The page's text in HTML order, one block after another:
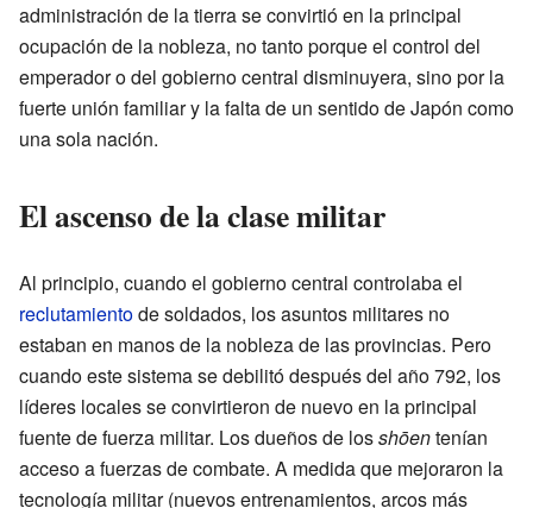
administración de la tierra se convirtió en la principal
ocupación de la nobleza, no tanto porque el control del
emperador o del gobierno central disminuyera, sino por la
fuerte unión familiar y la falta de un sentido de Japón como
una sola nación.
El ascenso de la clase militar
Al principio, cuando el gobierno central controlaba el
reclutamientode soldados, los asuntos militares no
estaban en manos de la nobleza de las provincias. Pero
cuando este sistema se debilitó después del año 792, los
líderes locales se convirtieron de nuevo en la principal
fuente de fuerza militar. Los dueños de losshōentenían
acceso a fuerzas de combate. A medida que mejoraron la
tecnología militar (nuevos entrenamientos, arcos más